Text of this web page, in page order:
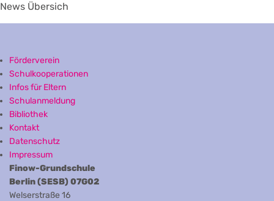
News Übersich
Förderverein
Schulkooperationen
Infos für Eltern
Schulanmeldung
Bibliothek
Kontakt
Datenschutz
Impressum
Finow-Grundschule
Berlin (SESB) 07G02
Welserstraße 16